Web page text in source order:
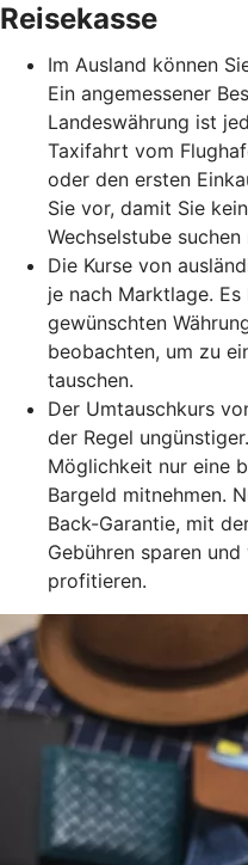
Reisekasse
Im Ausland können
Ein angemessener
Landeswährung ist
Taxifahrt vom
oder den ersten
Sie vor, damit Sie
Wechselstube suchen
Die Kurse von
je nach Marktlage.
gewünschten
beobachten, um zu
tauschen.
Der Umtauschkurs
der Regel
Möglichkeit nur eine
Bargeld mitnehmen.
Back-Garantie, mit
Gebühren sparen
profitieren.